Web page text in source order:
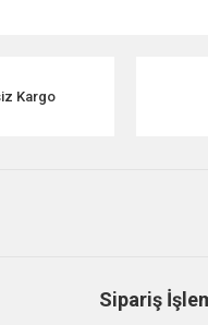
olmalı.
Land
Kargo
Sipariş